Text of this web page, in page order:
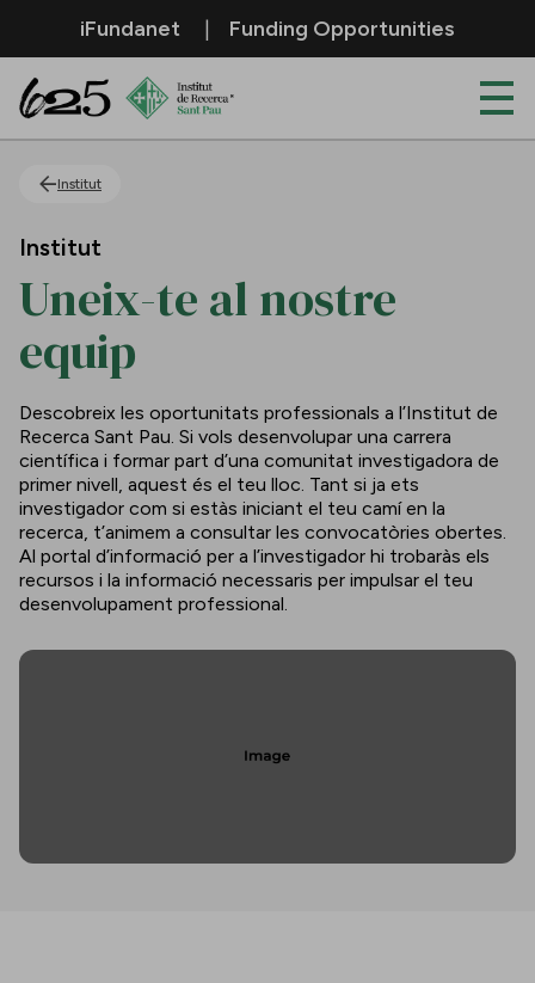
Salta al contingut principal
iFundanet Funding Opportunities
Institut
Institut
Uneix-te al nostre
equip
Descobreix les oportunitats professionals a l’Institut de
Recerca Sant Pau. Si vols desenvolupar una carrera
científica i formar part d’una comunitat investigadora de
primer nivell, aquest és el teu lloc. Tant si ja ets
investigador com si estàs iniciant el teu camí en la
recerca, t’animem a consultar les convocatòries obertes.
Al portal d’informació per a l’investigador hi trobaràs els
recursos i la informació necessaris per impulsar el teu
desenvolupament professional.